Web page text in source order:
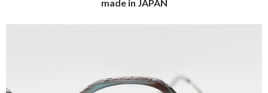
made in JAPAN